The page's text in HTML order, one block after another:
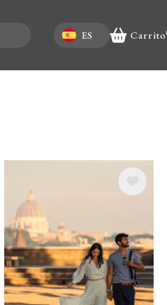
Select your language
ES Carrito
Image